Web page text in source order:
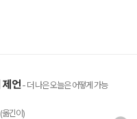
제언- 더 나은 오늘은 어떻게 가능
긴이)